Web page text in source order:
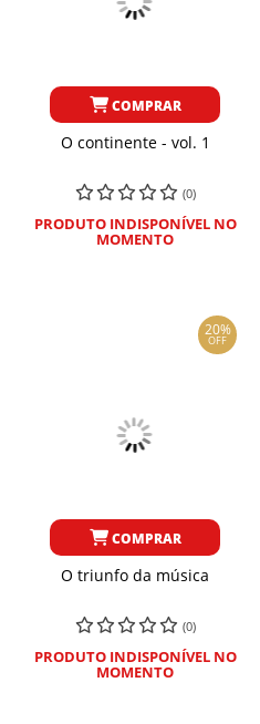
COMPRAR
O continente - vol. 1
(0)
PRODUTO INDISPONÍVEL NO
MOMENTO
20%
OFF
COMPRAR
O triunfo da música
(0)
PRODUTO INDISPONÍVEL NO
MOMENTO